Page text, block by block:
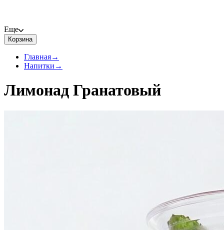
Еще
Корзина
Главная→
Напитки →
Лимонад Гранатовый